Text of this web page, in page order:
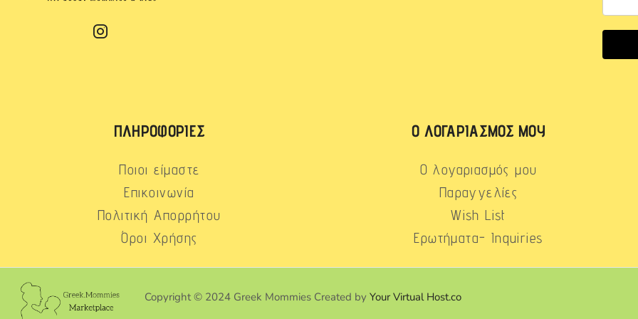
ΠΛΗΡΟΦΟΡΊΕΣ
Ποιοι είμαστε
Επικοινωνία
Πολιτική Απορρήτου
Όροι Χρήσης
Ο ΛΟΓΑΡΙΑΣΜΌΣ ΜΟΥ
Ο λογαριασμός μου
Παραγγελίες
Wish List
Ερωτήματα- Inquiries
Copyright © 2024 Greek Mommies Created byYour Virtual Host.co